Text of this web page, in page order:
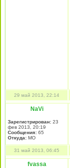
29 май 2013, 22:14
NaVi
Зарегистрирован: 23
фев 2013, 20:19
Сообщения: 65
Откуда: МО
31 май 2013, 06:45
fvassa